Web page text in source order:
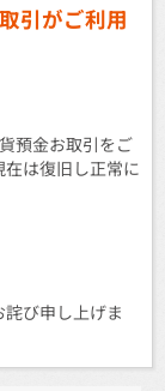
引がご利用
預金お取引をご
は復旧し正常に
び申し上げま